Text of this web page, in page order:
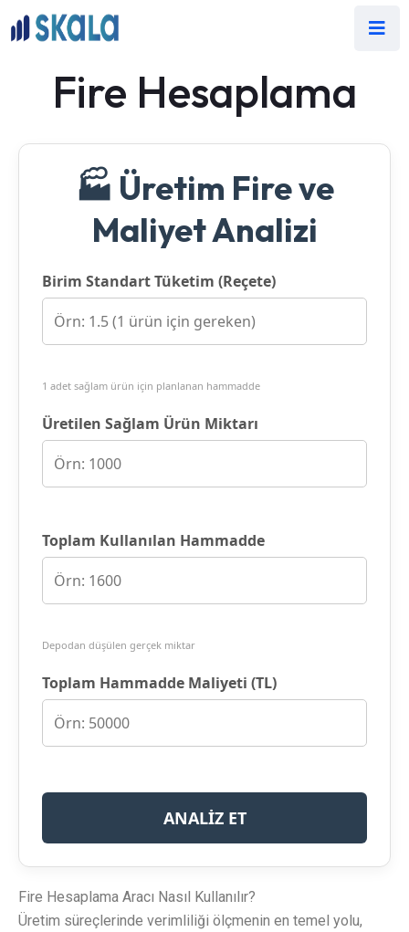
Fire Hesaplama
🏭 Üretim Fire ve
Maliyet Analizi
Birim Standart Tüketim (Reçete)
1 adet sağlam ürün için planlanan hammadde
Üretilen Sağlam Ürün Miktarı
Toplam Kullanılan Hammadde
Depodan düşülen gerçek miktar
Toplam Hammadde Maliyeti (TL)
ANALİZ ET
Fire Hesaplama Aracı Nasıl Kullanılır?
Üretim süreçlerinde verimliliği ölçmenin en temel yolu,